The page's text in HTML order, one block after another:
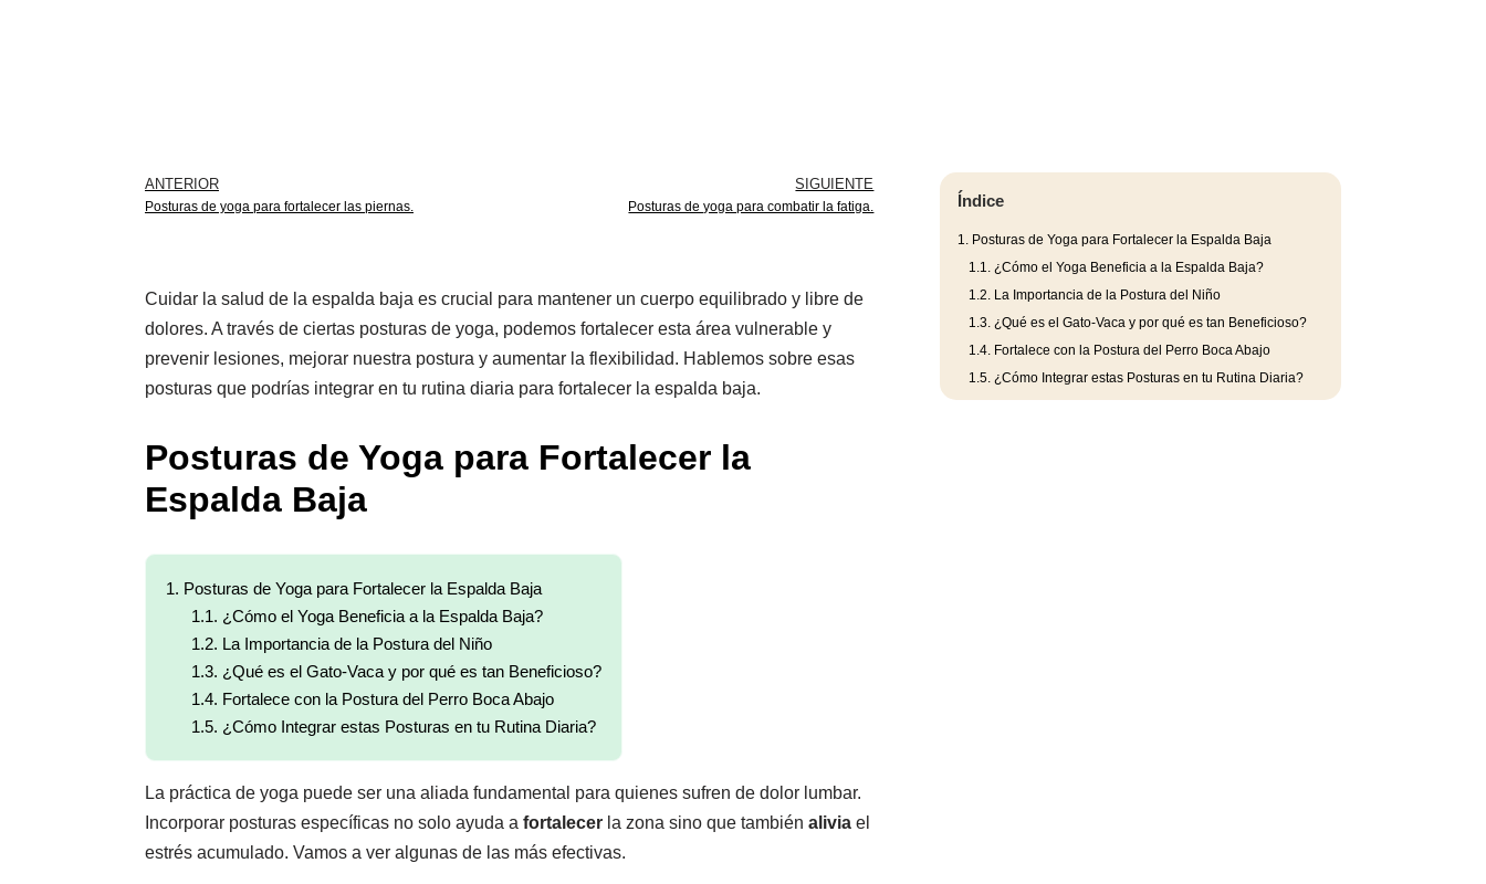
ANTERIOR
Posturas de yoga para fortalecer las piernas.
SIGUIENTE
Posturas de yoga para combatir la fatiga.
Cuidar la salud de la espalda baja es crucial para mantener un cuerpo equilibrado y libre de
dolores. A través de ciertas posturas de yoga, podemos fortalecer esta área vulnerable y
prevenir lesiones, mejorar nuestra postura y aumentar la flexibilidad. Hablemos sobre esas
posturas que podrías integrar en tu rutina diaria para fortalecer la espalda baja.
Posturas de Yoga para Fortalecer la
Espalda Baja
1. Posturas de Yoga para Fortalecer la Espalda Baja
1.1. ¿Cómo el Yoga Beneficia a la Espalda Baja?
1.2. La Importancia de la Postura del Niño
1.3. ¿Qué es el Gato-Vaca y por qué es tan Beneficioso?
1.4. Fortalece con la Postura del Perro Boca Abajo
1.5. ¿Cómo Integrar estas Posturas en tu Rutina Diaria?
La práctica de yoga puede ser una aliada fundamental para quienes sufren de dolor lumbar.
Incorporar posturas específicas no solo ayuda a fortalecer la zona sino que también alivia el
estrés acumulado. Vamos a ver algunas de las más efectivas.
Índice
1.
Posturas de Yoga para Fortalecer la Espalda Baja
1.1.
¿Cómo el Yoga Beneficia a la Espalda Baja?
1.2. La Importancia de la Postura del Niño
1.3. ¿Qué es el Gato-Vaca y por qué es tan Beneficioso?
1.4. Fortalece con la Postura del Perro Boca Abajo
1.5. ¿Cómo Integrar estas Posturas en tu Rutina Diaria?